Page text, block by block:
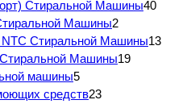
Стиральной Машины40
Машины2
NTC Стиральной Машины13
Машины19
машины5
средств23